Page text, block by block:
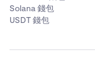
Solana 錢包
USDT 錢包